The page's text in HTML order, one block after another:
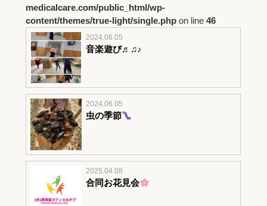
medicalcare.com/public_html/wp-
content/themes/true-light/single.phpon line 46
2024.06.05
音楽遊び♬♫♪
2024.06.05
虫の季節
2025.04.08
合同お花見会